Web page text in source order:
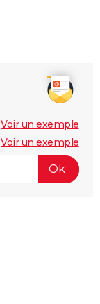
Voir un exemple
Voir un exemple